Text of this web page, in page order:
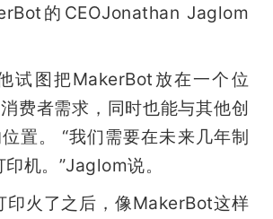
的CEOJonathan Jaglom
试图把MakerBot放在一个位
费者需求，同时也能与其他创
置。 “我们需要在未来几年制
机。”Jaglom说。
印火了之后，像MakerBot这样